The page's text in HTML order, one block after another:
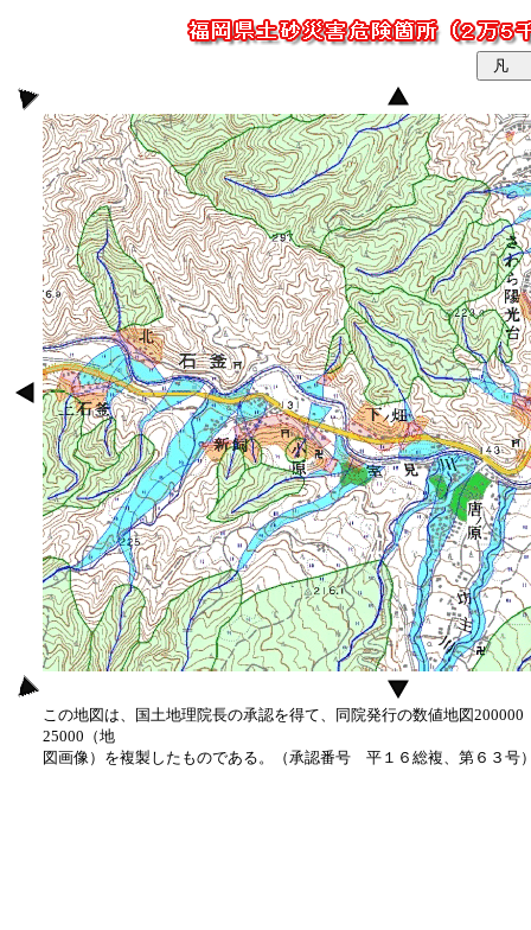
この地図は、国土地理院長の承認を得て、同院発行の数値地図
25000（地
図画像）を複製したものである。（承認番号 平１６総複、第６３号